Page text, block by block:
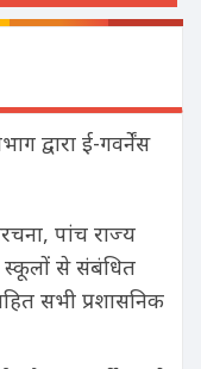
द्वारा ई-गवर्नेंस
पांच राज्य
स्कूलों से संबंधित
सभी प्रशासनिक